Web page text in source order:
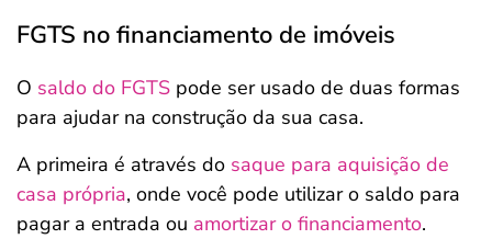
FGTS no financiamento de imóveis
O saldo do FGTS pode ser usado de duas formas
para ajudar na construção da sua casa.
A primeira é através do saque para aquisição de
casa própria, onde você pode utilizar o saldo para
pagar a entrada ou amortizar o financiamento.